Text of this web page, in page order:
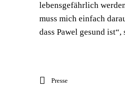
lebensgefährlich
muss mich einfach
dass Pawel gesund ist“,
Presse